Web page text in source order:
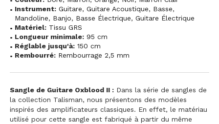
Instrument: Guitare, Guitare Acoustique, Basse,
Mandoline, Banjo, Basse Électrique, Guitare Électrique
Matériel: Tissu GRS
Longueur minimale: 95 cm
Réglable jusqu'à: 150 cm
Rembourré: Rembourrage 2,5 mm
Sangle de Guitare Oxblood II : Dans la série de sangles de
la collection Talisman, nous présentons des modèles
inspirés des amplificateurs classiques. En effet, le matériau
utilisé pour cette sangle est fabriqué à partir du même